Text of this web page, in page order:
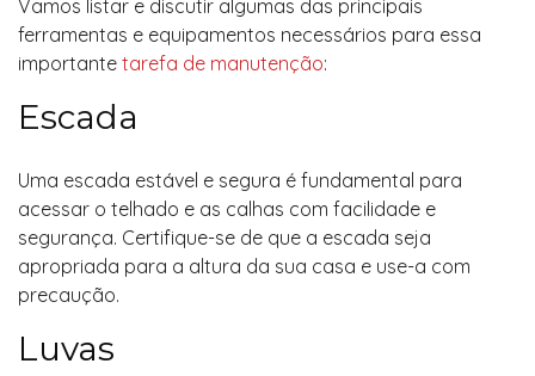
Vamos listar e discutir algumas das principais
ferramentas e equipamentos necessários para essa
importante tarefa de manutenção:
Escada
Uma escada estável e segura é fundamental para
acessar o telhado e as calhas com facilidade e
segurança. Certifique-se de que a escada seja
apropriada para a altura da sua casa e use-a com
precaução.
Luvas